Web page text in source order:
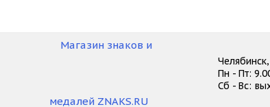
Пн - Пт:
Сб - Вс: